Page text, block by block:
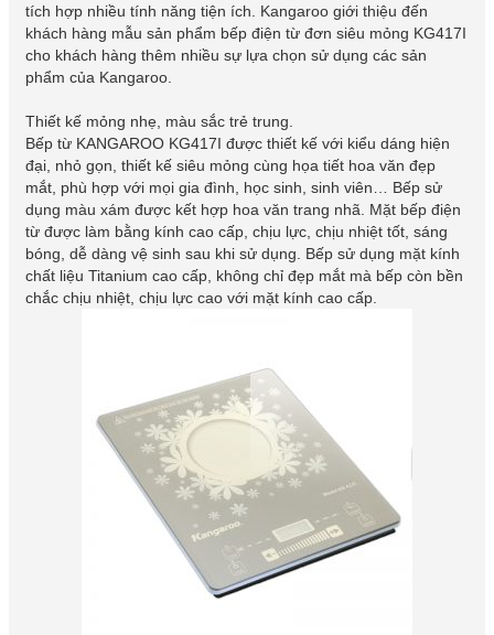
tích hợp nhiều tính năng tiện ích. Kangaroo giới thiệu đến
khách hàng mẫu sản phẩm bếp điện từ đơn siêu mỏng KG417I
cho khách hàng thêm nhiều sự lựa chọn sử dụng các sản
phẩm của Kangaroo.
Thiết kế mỏng nhẹ, màu sắc trẻ trung.
Bếp từ KANGAROO KG417I được thiết kế với kiểu dáng hiện
đại, nhỏ gọn, thiết kế siêu mỏng cùng họa tiết hoa văn đẹp
mắt, phù hợp với mọi gia đình, học sinh, sinh viên… Bếp sử
dụng màu xám được kết hợp hoa văn trang nhã. Mặt bếp điện
từ được làm bằng kính cao cấp, chịu lực, chịu nhiệt tốt, sáng
bóng, dễ dàng vệ sinh sau khi sử dụng. Bếp sử dụng mặt kính
chất liệu Titanium cao cấp, không chỉ đẹp mắt mà bếp còn bền
chắc chịu nhiệt, chịu lực cao với mặt kính cao cấp.